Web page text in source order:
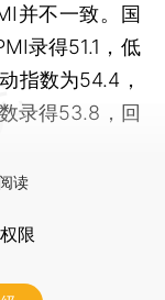
并不一致。国
录得51.1，低
指数为54.4，
录得53.8，回
读
限